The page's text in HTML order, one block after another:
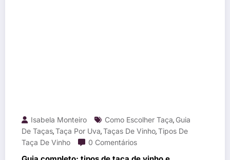
Isabela Monteiro Como Escolher Taça, Guia
De Taças,Taça Por Uva,Taças De Vinho,Tipos De
Taça De Vinho
0 Comentários